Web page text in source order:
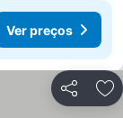
Ver preços
Partilhar